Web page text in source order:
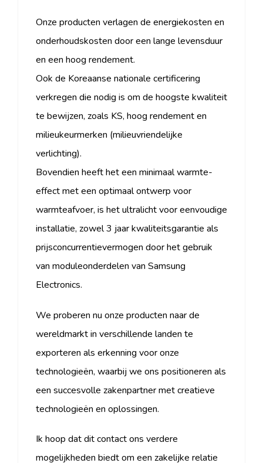
Onze producten verlagen de energiekosten en
onderhoudskosten door een lange levensduur
en een hoog rendement.
Ook de Koreaanse nationale certificering
verkregen die nodig is om de hoogste kwaliteit
te bewijzen, zoals KS, hoog rendement en
milieukeurmerken (milieuvriendelijke
verlichting).
Bovendien heeft het een minimaal warmte-
effect met een optimaal ontwerp voor
warmteafvoer, is het ultralicht voor eenvoudige
installatie, zowel 3 jaar kwaliteitsgarantie als
prijsconcurrentievermogen door het gebruik
van moduleonderdelen van Samsung
Electronics.
We proberen nu onze producten naar de
wereldmarkt in verschillende landen te
exporteren als erkenning voor onze
technologieën, waarbij we ons positioneren als
een succesvolle zakenpartner met creatieve
technologieën en oplossingen.
Ik hoop dat dit contact ons verdere
mogelijkheden biedt om een ​​zakelijke relatie